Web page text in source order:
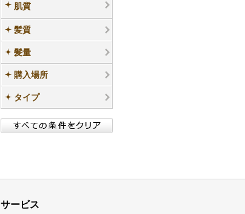
肌質
髪質
髪量
購入場所
タイプ
サービス